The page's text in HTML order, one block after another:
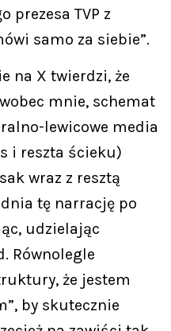
prezesa TVP z
samo za siebie”.
na X twierdzi, że
mnie, schemat
lewicowe media
i reszta ścieku)
wraz z resztą
tę narrację po
udzielając
Równolegle
że jestem
by skutecznie